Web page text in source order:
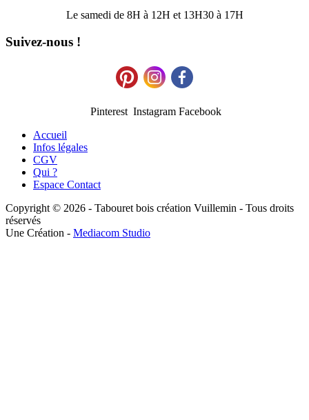
Le samedi de 8H à 12H et 13H30 à 17H
Suivez-nous !
Pinterest Instagram Facebook
Accueil
Infos légales
CGV
Qui ?
Espace Contact
Copyright © 2026 - Tabouret bois création Vuillemin - Tous droits
réservés
Une Création - Mediacom Studio